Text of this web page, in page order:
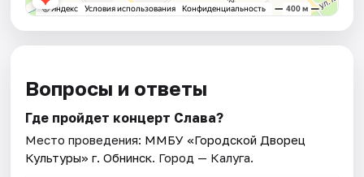
Вопросы и ответы
Где пройдет концерт Слава?
Место проведения: ММБУ «Городской Дворец
Культуры» г. Обнинск. Город — Калуга.